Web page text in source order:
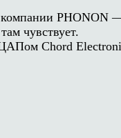
PHONON
чувствует.
Chord